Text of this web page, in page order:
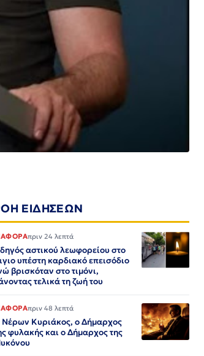
ΕΙΔΗΣΕΩΝ
πριν 24 λεπτά
αστικού λεωφορείου στο
υπέστη καρδιακό επεισόδιο
βρισκόταν στο τιμόνι,
τελικά τη ζωή του
πριν 48 λεπτά
Κυριάκος, o Δήμαρχος
φυλακής και ο Δήμαρχος της